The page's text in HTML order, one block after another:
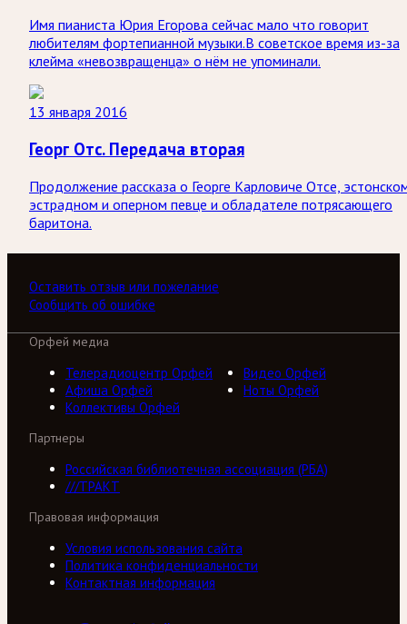
Имя пианиста Юрия Егорова сейчас мало что говорит
любителям фортепианной музыки.В советское время из-за
клейма «невозвращенца» о нём не упоминали.
13 января 2016
Георг Отс. Передача вторая
Продолжение рассказа о Георге Карловиче Отсе,
эстрадном и оперном певце и обладателе потрясающего
баритона.
Оставить отзыв или пожелание
Сообщить об ошибке
Орфей медиа
Телерадиоцентр Орфей
Видео Орфей
Афиша Орфей
Ноты Орфей
Коллективы Орфей
Партнеры
Российская библиотечная ассоциация (РБА)
///ТРАКТ
Правовая информация
Условия использования сайта
Политика конфиденциальности
Контактная информация